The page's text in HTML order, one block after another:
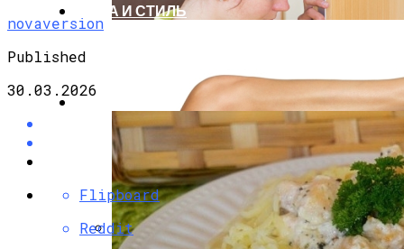
МОДА И СТИЛЬ
РЕЦЕПТЫ
novaversion
Published
30.03.2026
Flipboard
Reddit